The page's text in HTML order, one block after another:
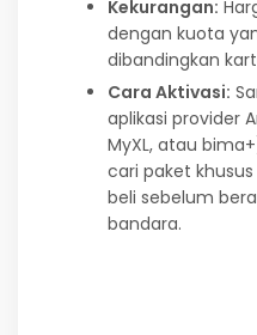
Kekurangan:
dengan kuota
dibandingkan
Cara Aktivasi:
aplikasi provider
MyXL, atau
cari paket khusus
beli sebelum
bandara.